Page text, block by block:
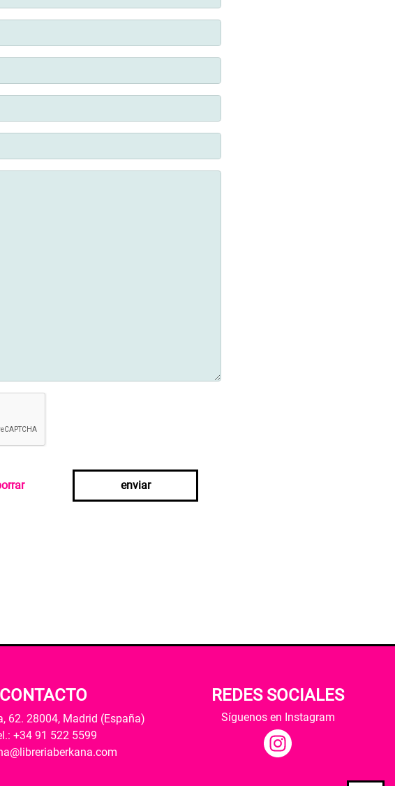
enviar
CONTACTO
62. 28004, Madrid (España)
+34 91 522 5599
REDES SOCIALES
Síguenos en Instagram